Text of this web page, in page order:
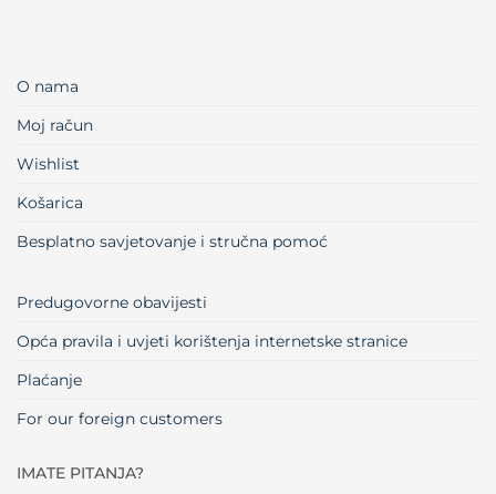
O nama
Moj račun
Wishlist
Košarica
Besplatno savjetovanje i stručna pomoć
Predugovorne obavijesti
Opća pravila i uvjeti korištenja internetske stranice
Plaćanje
For our foreign customers
IMATE PITANJA?